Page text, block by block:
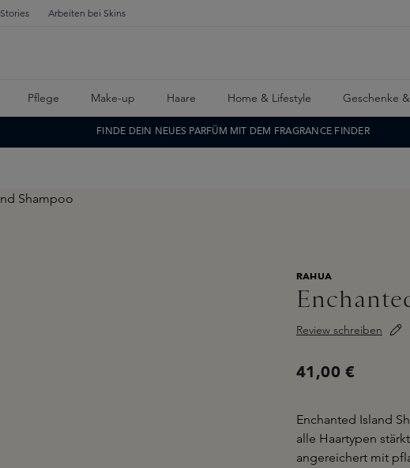
Stories Arbeiten bei Skins
Pflege Make-up Haare Home & Lifestyle Geschenke
FINDE DEIN NEUES PARFÜM MIT DEM FRAGRANCE FINDER
RAHUA
Review schreiben
41,00 €
Enchanted Island
alle Haartypen
angereichert mit